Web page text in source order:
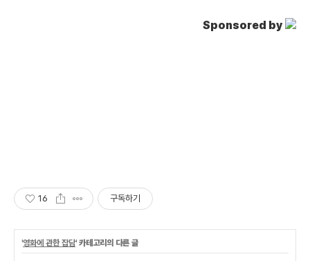
Sponsored by
16 구독하기
'영화에 관한 잡담' 카테고리의 다른 글